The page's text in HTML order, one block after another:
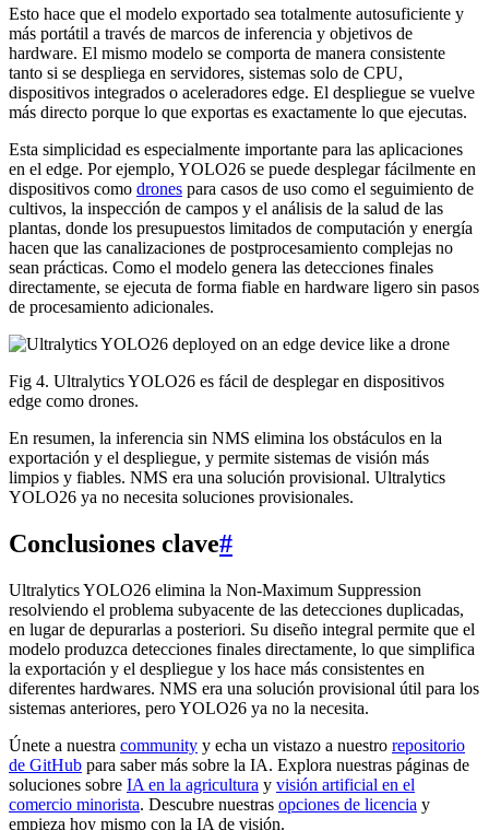
Esto hace que el modelo exportado sea totalmente autosuficiente y
más portátil a través de marcos de inferencia y objetivos de
hardware. El mismo modelo se comporta de manera consistente
tanto si se despliega en servidores, sistemas solo de CPU,
dispositivos integrados o aceleradores edge. El despliegue se vuelve
más directo porque lo que exportas es exactamente lo que ejecutas.
Esta simplicidad es especialmente importante para las aplicaciones
en el edge. Por ejemplo, YOLO26 se puede desplegar fácilmente en
dispositivos como drones para casos de uso como el seguimiento de
cultivos, la inspección de campos y el análisis de la salud de las
plantas, donde los presupuestos limitados de computación y energía
hacen que las canalizaciones de postprocesamiento complejas no
sean prácticas. Como el modelo genera las detecciones finales
directamente, se ejecuta de forma fiable en hardware ligero sin pasos
de procesamiento adicionales.
Fig 4. Ultralytics YOLO26 es fácil de desplegar en dispositivos
edge como drones.
En resumen, la inferencia sin NMS elimina los obstáculos en la
exportación y el despliegue, y permite sistemas de visión más
limpios y fiables. NMS era una solución provisional. Ultralytics
YOLO26 ya no necesita soluciones provisionales.
Conclusiones clave#
Ultralytics YOLO26 elimina la Non-Maximum Suppression
resolviendo el problema subyacente de las detecciones duplicadas,
en lugar de depurarlas a posteriori. Su diseño integral permite que el
modelo produzca detecciones finales directamente, lo que simplifica
la exportación y el despliegue y los hace más consistentes en
diferentes hardwares. NMS era una solución provisional útil para los
sistemas anteriores, pero YOLO26 ya no la necesita.
Únete a nuestra community y echa un vistazo a nuestro repositorio
de GitHub para saber más sobre la IA. Explora nuestras páginas de
soluciones sobre IA en la agricultura y visión artificial en el
comercio minorista. Descubre nuestras opciones de licencia y
empieza hoy mismo con la IA de visión.